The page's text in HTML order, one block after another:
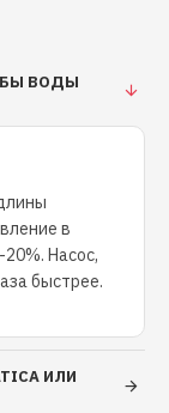
ВОДЫ
в
Насос,
быстрее.
ИЛИ